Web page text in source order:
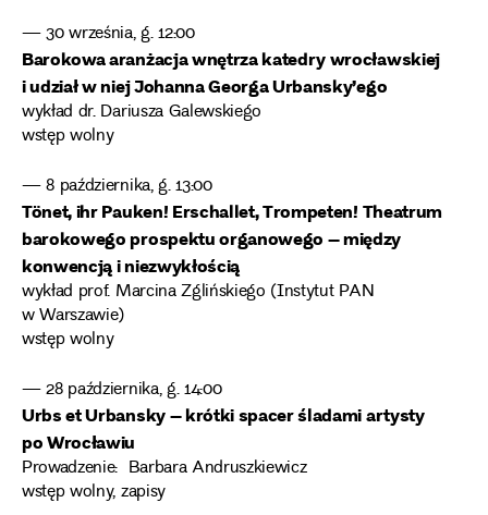
— 30 września, g. 12:00
Barokowa aranżacja wnętrza katedry wrocławskiej
i udział w niej Johanna Georga Urbansky’ego
wykład dr. Dariusza Galewskiego
wstęp wolny
— 8 października, g. 13:00
Tönet, ihr Pauken! Erschallet, Trompeten! Theatrum
barokowego prospektu organowego – między
konwencją i niezwykłością
wykład prof. Marcina Zglińskiego (Instytut PAN
w Warszawie)
wstęp wolny
— 28 października, g. 14:00
Urbs et Urbansky – krótki spacer śladami artysty
po Wrocławiu
Prowadzenie: Barbara Andruszkiewicz
wstęp wolny, zapisy